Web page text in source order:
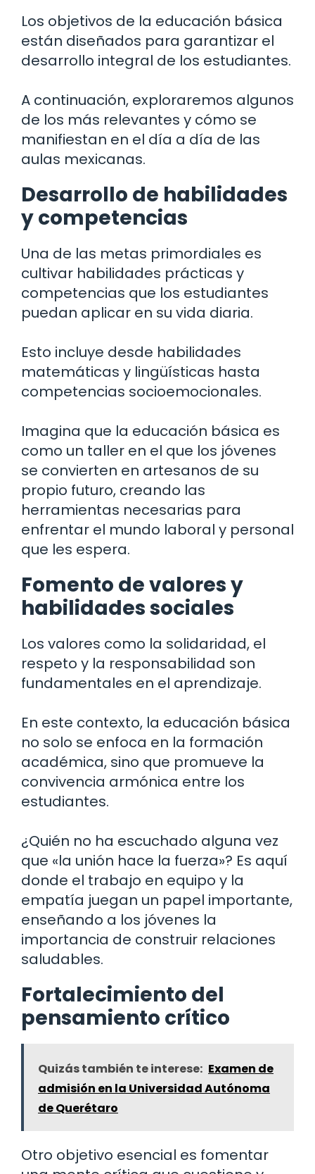
Los objetivos de la educación básica
están diseñados para garantizar el
desarrollo integral de los estudiantes.
A continuación, exploraremos algunos
de los más relevantes y cómo se
manifiestan en el día a día de las
aulas mexicanas.
Desarrollo de habilidades
y competencias
Una de las metas primordiales es
cultivar habilidades prácticas y
competencias que los estudiantes
puedan aplicar en su vida diaria.
Esto incluye desde habilidades
matemáticas y lingüísticas hasta
competencias socioemocionales.
Imagina que la educación básica es
como un taller en el que los jóvenes
se convierten en artesanos de su
propio futuro, creando las
herramientas necesarias para
enfrentar el mundo laboral y personal
que les espera.
Fomento de valores y
habilidades sociales
Los valores como la solidaridad, el
respeto y la responsabilidad son
fundamentales en el aprendizaje.
En este contexto, la educación básica
no solo se enfoca en la formación
académica, sino que promueve la
convivencia armónica entre los
estudiantes.
¿Quién no ha escuchado alguna vez
que «la unión hace la fuerza»? Es aquí
donde el trabajo en equipo y la
empatía juegan un papel importante,
enseñando a los jóvenes la
importancia de construir relaciones
saludables.
Fortalecimiento del
pensamiento crítico
Quizás también te interese: Examen de
admisión en la Universidad Autónoma
de Querétaro
Otro objetivo esencial es fomentar